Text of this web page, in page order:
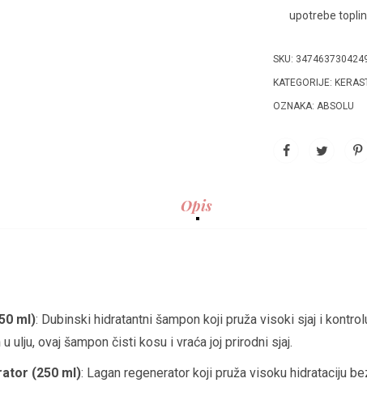
upotrebe
SKU:
KATEGORIJE:
OZNAKA: ABSOLU
Opis
ml): Dubinski hidratantni šampon koji pruža visoki sjaj i
ulju, ovaj šampon čisti kosu i vraća joj prirodni sjaj.
(250 ml): Lagan regenerator koji pruža visoku hidrataciju